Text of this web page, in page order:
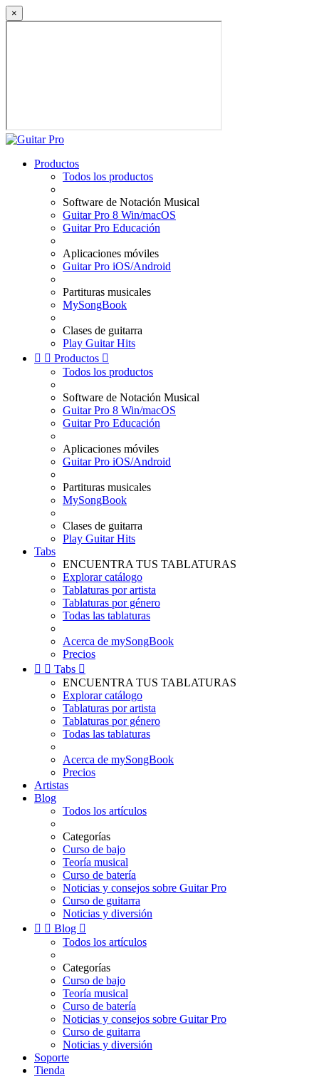
×
Productos
Todos los productos
Software de Notación Musical
Guitar Pro 8 Win/macOS
Guitar Pro Educación
Aplicaciones móviles
Guitar Pro iOS/Android
Partituras musicales
MySongBook
Clases de guitarra
Play Guitar Hits
  Productos 
Todos los productos
Software de Notación Musical
Guitar Pro 8 Win/macOS
Guitar Pro Educación
Aplicaciones móviles
Guitar Pro iOS/Android
Partituras musicales
MySongBook
Clases de guitarra
Play Guitar Hits
Tabs
ENCUENTRA TUS TABLATURAS
Explorar catálogo
Tablaturas por artista
Tablaturas por género
Todas las tablaturas
Acerca de mySongBook
Precios
  Tabs 
ENCUENTRA TUS TABLATURAS
Explorar catálogo
Tablaturas por artista
Tablaturas por género
Todas las tablaturas
Acerca de mySongBook
Precios
Artistas
Blog
Todos los artículos
Categorías
Curso de bajo
Teoría musical
Curso de batería
Noticias y consejos sobre Guitar Pro
Curso de guitarra
Noticias y diversión
  Blog 
Todos los artículos
Categorías
Curso de bajo
Teoría musical
Curso de batería
Noticias y consejos sobre Guitar Pro
Curso de guitarra
Noticias y diversión
Soporte
Tienda